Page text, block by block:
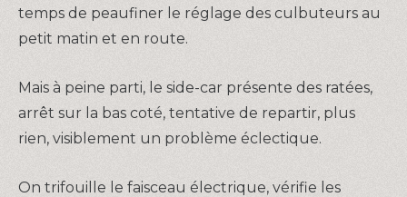
temps de peaufiner le réglage des culbuteurs au
petit matin et en route.
Mais à peine parti, le side-car présente des ratées,
arrêt sur la bas coté, tentative de repartir, plus
rien, visiblement un problème éclectique.
On trifouille le faisceau électrique, vérifie les